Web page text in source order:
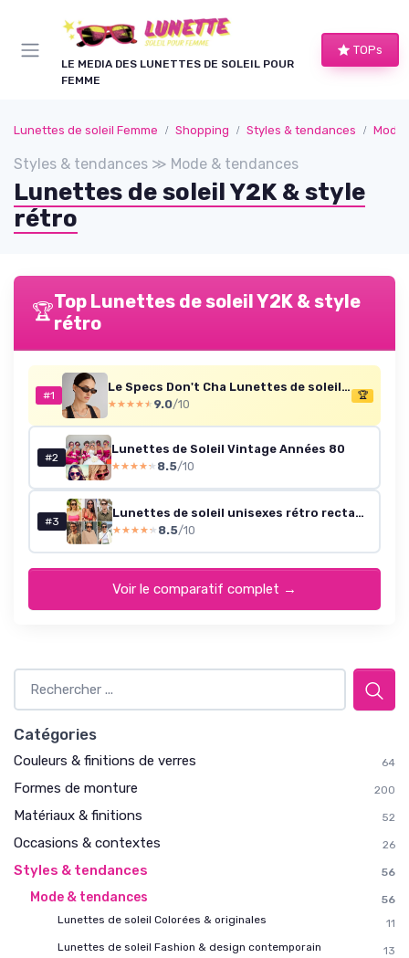
LE MEDIA DES LUNETTES DE SOLEIL POUR
FEMME
TOPs
Lunettes de soleil Femme Shopping Styles & tendances Mode
Styles & tendances ≫ Mode & tendances
Lunettes de soleil Y2K & style
rétro
🏆Top Lunettes de soleil Y2K & style
rétro
#1
Le Specs Don't Cha Lunettes de soleil – Tort, ovale, unisexe, style minimaliste Y2K
★★★★★
★★★★★ 9.0/10
🏆
#2
Lunettes de Soleil Vintage Années 80
★★★★★
★★★★★ 8.5/10
#3
Lunettes de soleil unisexes rétro rectangulaires UV400
★★★★★
★★★★★ 8.5/10
Voir le comparatif complet →
Catégories
Couleurs & finitions de verres 64
Formes de monture 200
Matériaux & finitions 52
Occasions & contextes 26
Styles & tendances 56
Mode & tendances
56
Lunettes de soleil Colorées & originales
11
Lunettes de soleil Fashion & design contemporain
13